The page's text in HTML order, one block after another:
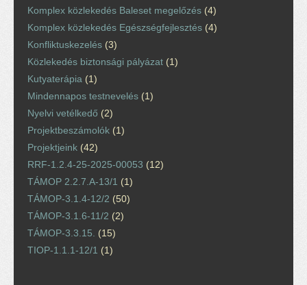
Komplex közlekedés Baleset megelőzés (4)
Komplex közlekedés Egészségfejlesztés (4)
Konfliktuskezelés (3)
Közlekedés biztonsági pályázat (1)
Kutyaterápia (1)
Mindennapos testnevelés (1)
Nyelvi vetélkedő (2)
Projektbeszámolók (1)
Projektjeink (42)
RRF-1.2.4-25-2025-00053 (12)
TÁMOP 2.2.7.A-13/1 (1)
TÁMOP-3.1.4-12/2 (50)
TÁMOP-3.1.6-11/2 (2)
TÁMOP-3.3.15.
(15)
TIOP-1.1.1-12/1 (1)